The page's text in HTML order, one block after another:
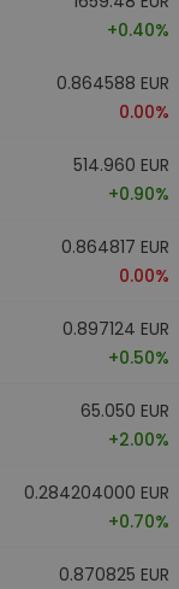
+0.40%
0.864588 EUR
0.00%
514.960 EUR
+0.90%
0.864817 EUR
0.00%
0.897124 EUR
+0.50%
65.050 EUR
+2.00%
0.284204000 EUR
+0.70%
0.870825 EUR